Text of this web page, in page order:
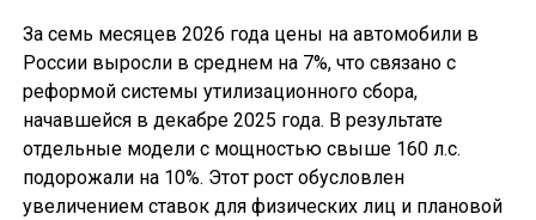
За семь месяцев 2026 года цены на автомобили в
России выросли в среднем на 7%, что связано с
реформой системы утилизационного сбора,
начавшейся в декабре 2025 года. В результате
отдельные модели с мощностью свыше 160 л.с.
подорожали на 10%. Этот рост обусловлен
увеличением ставок для физических лиц и плановой